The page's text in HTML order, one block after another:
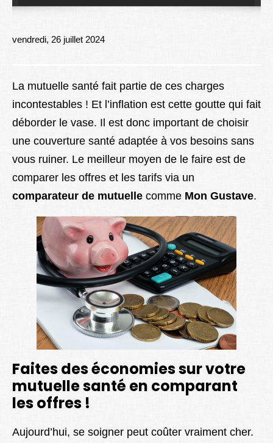
vendredi, 26 juillet 2024
La mutuelle santé fait partie de ces charges
incontestables ! Et l’inflation est cette goutte qui fait
déborder le vase. Il est donc important de choisir
une couverture santé adaptée à vos besoins sans
vous ruiner. Le meilleur moyen de le faire est de
comparer les offres et les tarifs via un
comparateur de mutuelle comme Mon Gustave.
Faites des économies sur votre
mutuelle santé en comparant
les offres !
Aujourd’hui, se soigner peut coûter vraiment cher.